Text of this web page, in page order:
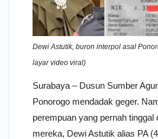
Dewi Astutik, buron interpol asal
layar video viral)
Surabaya – Dusun Sumber
Ponorogo mendadak geger.
perempuan yang pernah tinggal
mereka, Dewi Astutik alias PA